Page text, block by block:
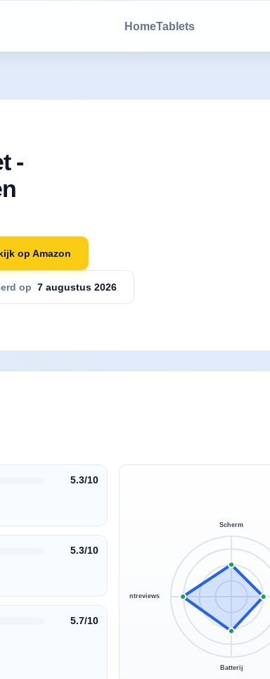
HomeTablets
-
op Amazon
op 7 augustus 2026
5.3/10
5.3/10
5.7/10
Scherm
Batterij
Klantreviews